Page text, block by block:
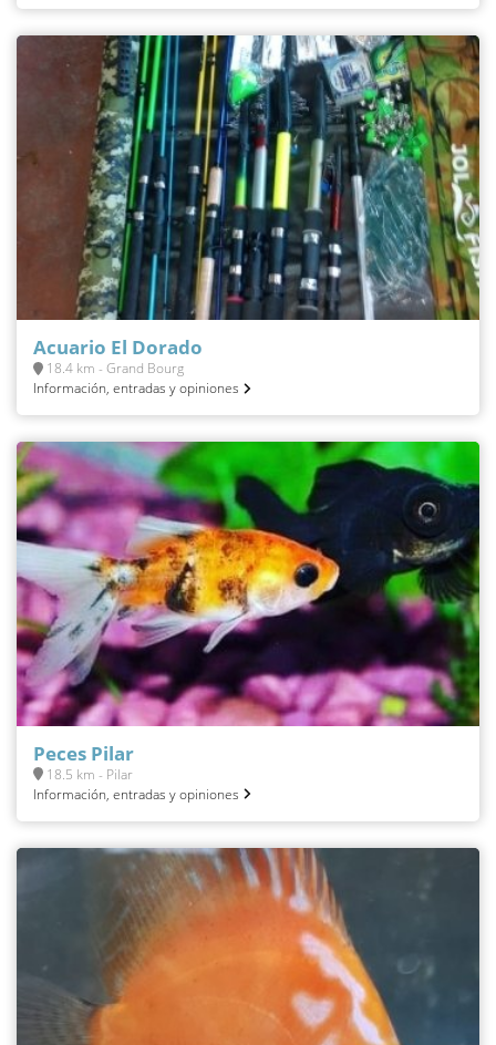
Acuario El Dorado
18.4 km - Grand Bourg
Información, entradas y opiniones
Peces Pilar
18.5 km - Pilar
Información, entradas y opiniones